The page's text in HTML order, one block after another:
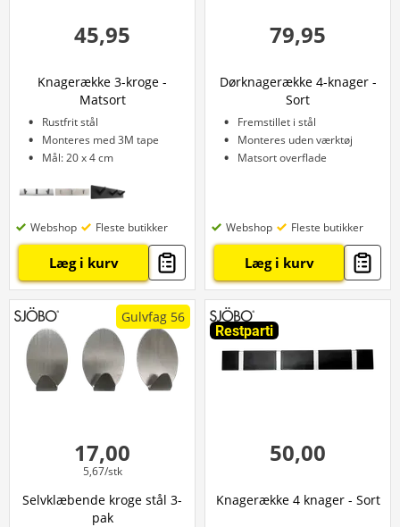
45,95
Knagerække 3-kroge -
Matsort
Rustfrit stål
Monteres med 3M tape
Mål: 20 x 4 cm
Webshop Fleste butikker
Læg i kurv
79,95
Dørknagerække 4-knager -
Sort
Fremstillet i stål
Monteres uden værktøj
Matsort overflade
Webshop Fleste butikker
Læg i kurv
Gulvfag 56
17,00
5,67/stk
Selvklæbende kroge stål 3-
pak
Restparti
50,00
Knagerække 4 knager - Sort